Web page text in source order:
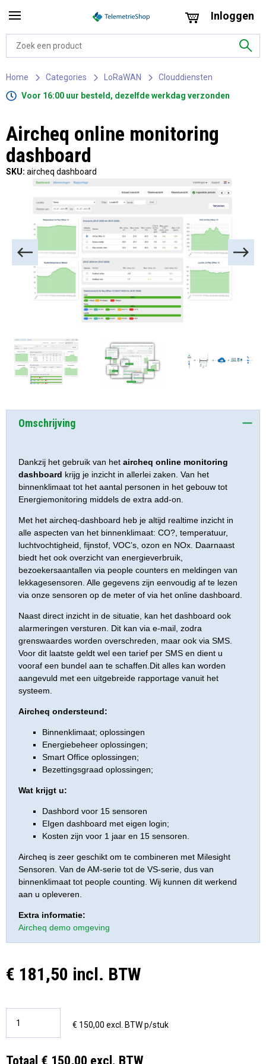
Inloggen
Home Categories LoRaWAN
Clouddiensten
Voor 16:00 uur besteld, dezelfde werkdag verzonden
Aircheq online monitoring
dashboard
SKU: aircheq dashboard
Omschrijving
Dankzij het gebruik van het aircheq online monitoring
dashboard krijg je inzicht in allerlei zaken. Van het
binnenklimaat tot het aantal personen in het gebouw tot
Energiemonitoring middels de extra add-on.
Met het aircheq-dashboard heb je altijd realtime inzicht in
alle aspecten van het binnenklimaat: CO?, temperatuur,
luchtvochtigheid, fijnstof, VOC’s, ozon en NOx. Daarnaast
biedt het ook overzicht van energieverbruik,
bezoekersaantallen via people counters en meldingen van
lekkagesensoren. Alle gegevens zijn eenvoudig af te lezen
via onze sensoren op de meter of via het online dashboard.
Naast direct inzicht in de situatie, kan het dashboard ook
alarmeringen versturen. Dit kan via e-mail, zodra
grenswaardes worden overschreden, maar ook via SMS.
Voor dit laatste geldt wel een tarief per SMS en dient u
vooraf een bundel aan te schaffen.Dit alles kan worden
aangevuld met een uitgebreide rapportage vanuit het
systeem.
Aircheq ondersteund:
Binnenklimaat; oplossingen
Energiebeheer oplossingen;
Smart Office oplossingen;
Bezettingsgraad oplossingen;
Wat krijgt u:
Dashbord voor 15 sensoren
EIgen dashboard met eigen login;
Kosten zijn voor 1 jaar en 15 sensoren.
Aircheq is zeer geschikt om te combineren met Milesight
Sensoren. Van de AM-serie tot de VS-serie, dus van
binnenklimaat tot people counting. Wij kunnen dit werkend
aan u opleveren.
Extra informatie:
Aircheq demo omgeving
€ 181,50 incl. BTW
€ 150,00 excl. BTW p/stuk
Totaal € 150,00 excl. BTW